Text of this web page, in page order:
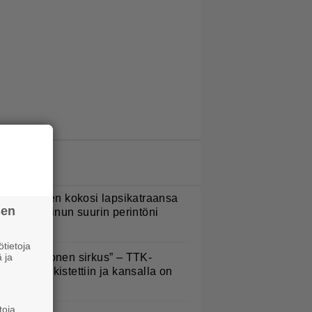
Sievinen kokosi lapsikatraansa
– ”Minun suurin perintöni
semmonen sirkus” – TTK-
julkistettiin ja kansalla on
ja